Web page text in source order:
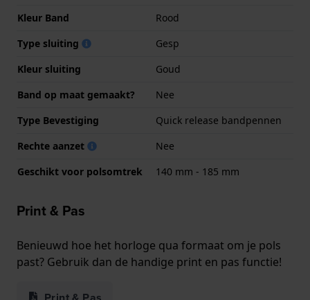
Kleur Band
Rood
Type sluiting
Gesp
Kleur sluiting
Goud
Band op maat gemaakt?
Nee
Type Bevestiging
Quick release bandpennen
Rechte aanzet
Nee
Geschikt voor polsomtrek
140 mm - 185 mm
Print & Pas
Benieuwd hoe het horloge qua formaat om je pols
past? Gebruik dan de handige print en pas functie!